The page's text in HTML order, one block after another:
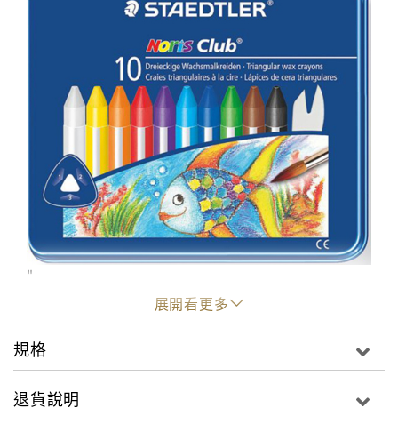
"
展開看更多
規格
退貨說明